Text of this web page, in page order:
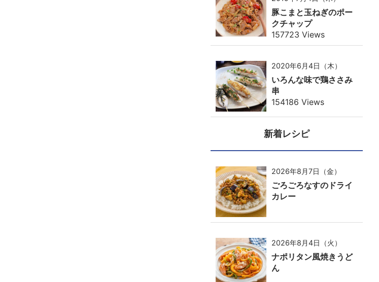
豚こまと玉ねぎのポー
クチャップ
157723 Views
2020年6月4日（木）
いろんな味で鶏ささみ
串
154186 Views
新着レシピ
2026年8月7日（金）
ごろごろなすのドライ
カレー
2026年8月4日（火）
ナポリタン風焼きうど
ん